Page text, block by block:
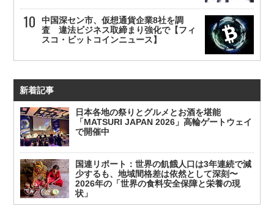
中国深セン市、仮想通貨企業8社を調
査 違法ビジネス取締まり強化で【フィ
スコ・ビットコインニュース】
新着記事
日本各地の祭りとグルメとお酒を堪能
「MATSURI JAPAN 2026」高輪ゲートウェイ
で開催中
国連リポート：世界の飢餓人口は3年連続で減
少するも、地域間格差は依然として深刻〜
2026年の「世界の食料安全保障と栄養の現
状」